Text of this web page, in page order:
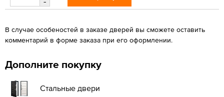
В случае особеностей в заказе дверей вы сможете оставить
комментарий в форме заказа при его оформлении.
Дополните покупку
Стальные двери